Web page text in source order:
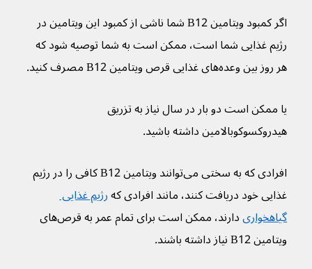
اگر کمبود ویتامین B12 شما ناشی از کمبود این ویتامین در
رژیم غذایی شما است، ممکن است به شما توصیه شود که
هر روز بین وعده‌های غذایی قرص ویتامین B12 مصرف کنید.
یا ممکن است دو بار در سال نیاز به تزریق
هیدروکسوکوبالامین داشته باشید.
افرادی که به سختی می‌توانند ویتامین B12 کافی را در رژیم
غذایی خود دریافت کنند، مانند افرادی که رژیم غذایی
گیاهخواری
دارند، ممکن است برای تمام عمر به قرص‌های
ویتامین B12 نیاز داشته باشند.